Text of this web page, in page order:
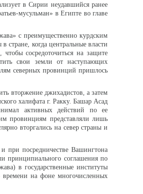
в Сирии неудавшийся ранее
мусульман» в Египте во главе
с преимущественно курдским
стране, когда центральные власти
сосредоточиться на защите
свои земли от наступающих
северных провинций пришлось
вторжение джихадистов, а затем
халифата г. Ракку. Башар Асад
активных действий по ее
провинциям представляли лишь
вторгались на север страны и
при посредничестве Вашингтона
принципиального соглашения по
в государственные институты
времени на фоне многочисленных